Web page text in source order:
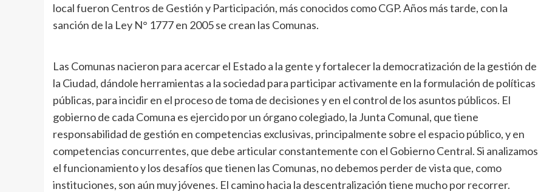
local fueron Centros de Gestión y Participación, más conocidos como CGP. Años más tarde, con la
sanción de la Ley N° 1777 en 2005 se crean las Comunas.
Las Comunas nacieron para acercar el Estado a la gente y fortalecer la democratización de la gestión de
la Ciudad, dándole herramientas a la sociedad para participar activamente en la formulación de políticas
públicas, para incidir en el proceso de toma de decisiones y en el control de los asuntos públicos. El
gobierno de cada Comuna es ejercido por un órgano colegiado, la Junta Comunal, que tiene
responsabilidad de gestión en competencias exclusivas, principalmente sobre el espacio público, y en
competencias concurrentes, que debe articular constantemente con el Gobierno Central. Si analizamos
el funcionamiento y los desafíos que tienen las Comunas, no debemos perder de vista que, como
instituciones, son aún muy jóvenes. El camino hacia la descentralización tiene mucho por recorrer.